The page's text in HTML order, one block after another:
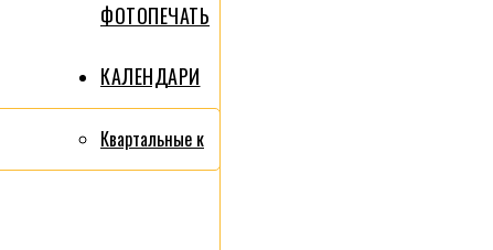
ФОТОПЕЧАТЬ
КАЛЕНДАРИ
Квартальные к